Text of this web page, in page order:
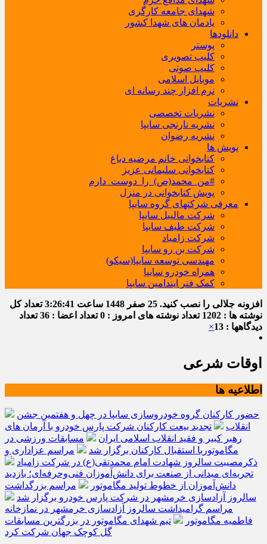
شهدای جامعه کارگری
یادمان های شهدا کشور
دانلودها
پوستر
کلیپ تصویری
کلیپ صوتی
موبایل اسلامی
نرم افزار چند رسانه ای
نشریات
نشریات تخصصی
نشریه نارنجی سایپا
نشریه رضوان
پویش ها
کتابخوانی خانم مرضیه دباغ
کتابخوانی سلیمانی عزیز
#من_محمد(ص)_را_دوست_دارم
پویش کتابخوانی در منزل
معرفی شرکتهای گروه سایپا
شرکت مالیبل سایپا
شرکت طیف سایپا
شرکت زامیاد
شرکت بن رو سایپا
مهندسی توسعه سایپا(سیکو)
همراه خودرو سایپا
کمک فنر ایندامین سایپا
افزونه جلالی را نصب کنید. 25 صفر 1448 ساعت 3:26:42تعداد کل
نوشته ها : 1202
تعداد نوشته های امروز : 0 تعداد اعضا : 36
تعداد
دیدگاهها : 13
×
اوقات شرعی
اطلاعیه ها
حضور کارکنان گروه خودروسازی سایپا در چهل و هفتمین جشن
انقلاب
تجدید بیعت کارکنان شرکت پارس خودرو با آرمان های
رهبر کبیر و فقید انقلاب اسلامی ایران
مسابقات ورزشی در
مگاموتوربا استقبال کارکنان برگزار شد
مراسم عزاداری و
ذکرمصیبت سالروز شهادت امام محمدتقی(ع) در شرکت زامیاد
تجربه‌ای میدانی از صنعت برای دانش‌آموزان فنی‌وحرفه‌ای؛ بازدید
دانش‌آموزان از خطوط تولید مگاموتور
مراسم بزرگداشت
سالروز آزادسازی خرمشهر در شرکت پارس خودرو برگزار شد
مراسم گرامیداشت سالروز آزادسازی خرمشهر در نمازخانه
فاطمیه مگاموتور
تیم شهدای مگاموتور در بزرگترین مسابقات
گل کوچک جهان شرکت کرد